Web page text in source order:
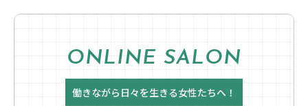
ONLINE SALON
働きながら日々を生きる女性たちへ！